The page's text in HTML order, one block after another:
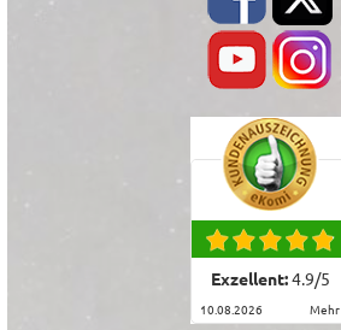
Exzellent:4.9/5
10.08.2026 mehr